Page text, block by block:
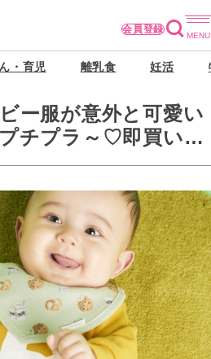
会員登録
・育児 離乳食 妊活
ー服が意外と可愛い
チプラ～♡即買いア
！